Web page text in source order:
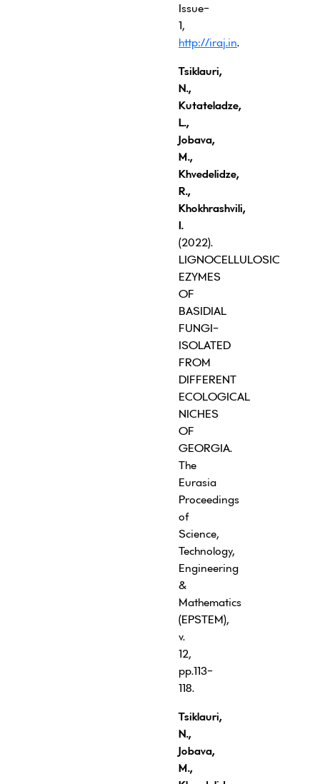
Issue-
1,
http://iraj.in.
Tsiklauri,
N.,
Kutateladze,
L.,
Jobava,
M.,
Khvedelidze,
R.,
Khokhrashvili,
I.
(2022).
LIGNOCELLULOSIC
EZYMES
OF
BASIDIAL
FUNGI-
ISOLATED
FROM
DIFFERENT
ECOLOGICAL
NICHES
OF
GEORGIA.
The
Eurasia
Proceedings
of
Science,
Technology,
Engineering
&
Mathematics
(EPSTEM),
v.
12,
pp.113-
118.
Tsiklauri,
N.,
Jobava,
M.,